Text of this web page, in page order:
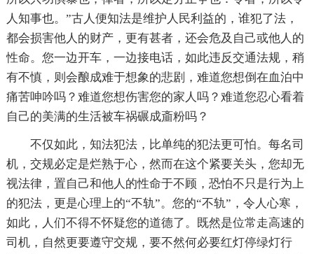
人知事也。”古人便知法是维护人民利益的，谁犯了法，
都会损害他人的财产，更有甚者，还会危及自己或他人的
性命。您一边开车，一边接电话，如此违反交通法规，稍
有不慎，则会酿成难于想象的悲剧，难道您想倒在血泊中
痛苦呻吟吗？难道您想伤害您的家人吗？难道您忍心看着
自己的美满的生活被车祸碾成齑粉吗？
不仅如此，知法犯法，比单纯的犯法更可怕。每名司
机，交规必定是烂熟于心，然而在这个紧要关头，您却无
视法律，置自己和他人的性命于不顾，恐怕不只是行为上
的犯法，更是心理上的“不轨”。您的“不轨”，令人心寒，
如此，人们不得不怀疑您的道德了。既然是位常走高速的
司机，自然更要遵守交规，要不然何必要红灯停绿灯行